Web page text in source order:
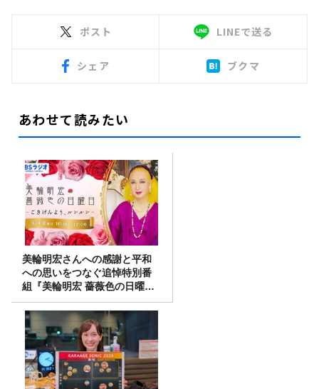
ポスト LINEで送る
シェア ブクマ
あわせて読みたい
美輪明宏さんへの感謝と平和
への思いをつなぐ追悼特別番
組『美輪明宏 薔薇色の日曜日
～ごきげんよう、ルンルン
～』8/9（日）16時放送